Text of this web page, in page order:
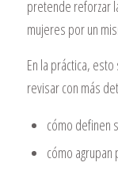
pretende reforzar
mujeres por un
En la práctica,
revisar con más
cómo definen
cómo